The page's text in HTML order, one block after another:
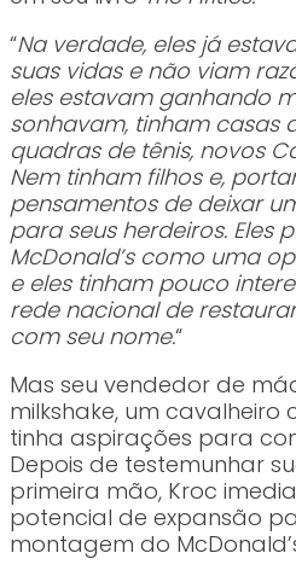
“Na verdade, eles já
suas vidas e não viam
eles estavam ganhando
sonhavam, tinham casas
quadras de tênis, novos
Nem tinham filhos e,
pensamentos de deixar
para seus herdeiros. Eles
McDonald’s como uma
e eles tinham pouco
rede nacional de
com seu nome.“
Mas seu vendedor de
milkshake, um cavalheiro
tinha aspirações para
Depois de testemunhar
primeira mão, Kroc
potencial de expansão
montagem do